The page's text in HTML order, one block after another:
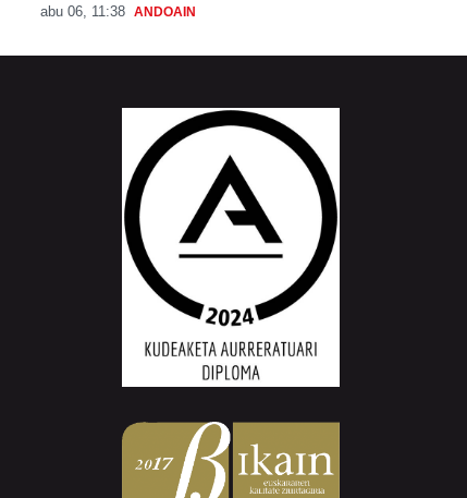
abu 06, 11:38 ANDOAIN